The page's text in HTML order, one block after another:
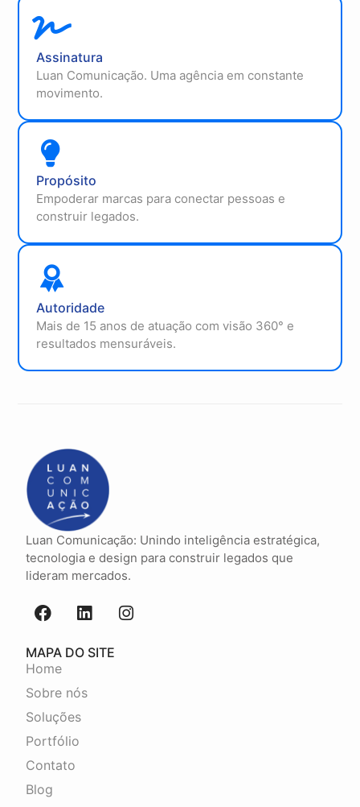
Assinatura
Luan Comunicação. Uma agência em constante
movimento.
Propósito
Empoderar marcas para conectar pessoas e
construir legados.
Autoridade
Mais de 15 anos de atuação com visão 360° e
resultados mensuráveis.
Luan Comunicação: Unindo inteligência estratégica,
tecnologia e design para construir legados que
lideram mercados.
MAPA DO SITE
Home
Sobre nós
Soluções
Portfólio
Contato
Blog